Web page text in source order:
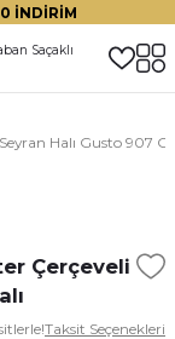
İNDİRİM
Seyran Halı Gusto 907
Çerçeveli
Taksit Seçenekleri